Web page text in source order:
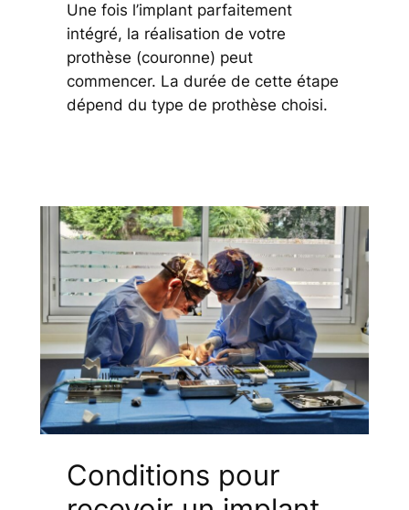
Une fois l’implant parfaitement
intégré, la réalisation de votre
prothèse (couronne) peut
commencer. La durée de cette étape
dépend du type de prothèse choisi.
Conditions pour